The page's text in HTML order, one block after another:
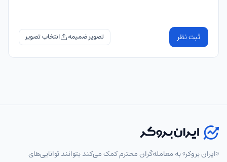
ثبت نظر تصویر ضمیمه
«ایران بروکر» به معامله‌گران محترم کمک می‌کند بتوانند توانایی‌های